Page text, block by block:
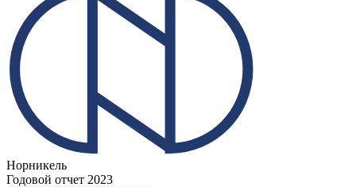
Норникель
Годовой отчет 2023